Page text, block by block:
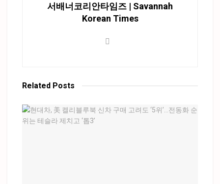
서배너코리안타임즈 | Savannah
Korean Times
Related Posts